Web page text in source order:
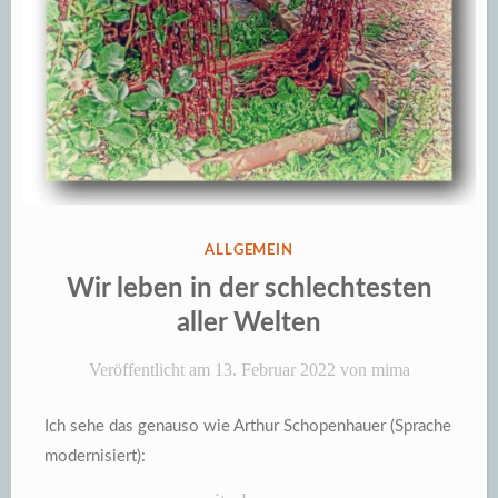
VERÖFFENTLICHT
ALLGEMEIN
Wir leben in der schlechtesten
aller Welten
Veröffentlicht am 13. Februar 2022 von mima
Ich sehe das genauso wie Arthur Schopenhauer (Sprache
modernisiert):